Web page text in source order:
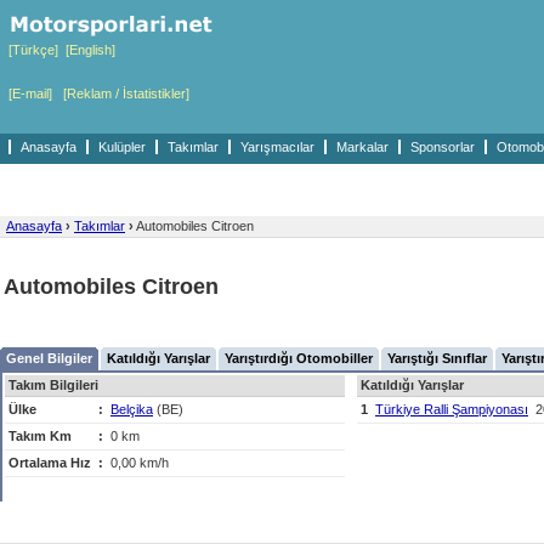
[Türkçe] [English]
[E-mail] [Reklam / İstatistikler]
Anasayfa Kulüpler Takımlar Yarışmacılar Markalar Sponsorlar
Anasayfa › Takımlar › Automobiles Citroen
Automobiles Citroen
Genel Bilgiler Katıldığı Yarışlar Yarıştırdığı Otomobiller Yarıştığı Sınıflar
Takım Bilgileri
Ülke
: Belçika (BE)
Takım Km
: 0 km
Ortalama Hız
: 0,00 km/h
Katıldığı Yarışlar
1 Türkiye Ralli Şampiyonası